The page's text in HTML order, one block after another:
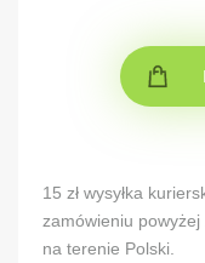
15 zł wysyłka
zamówieniu powyżej
na terenie Polski.